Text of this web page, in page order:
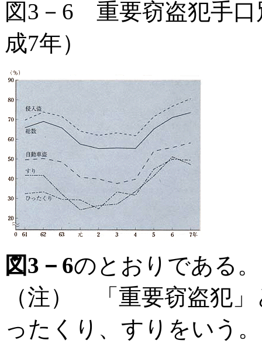
図3－6 重要窃盗犯手口
成7年）
図3－6のとおりである。
（注） 「重要窃盗犯
ったくり、すりをいう。